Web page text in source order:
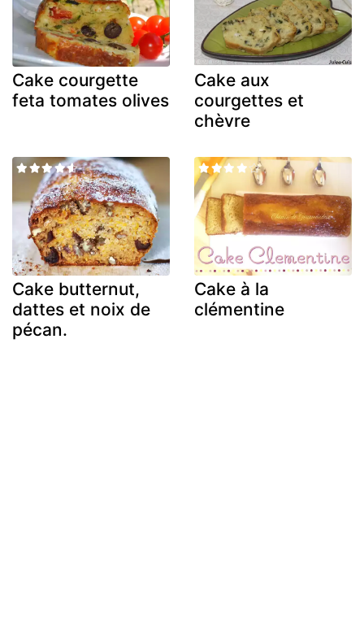
Cake courgette
feta tomates olives
Cake aux
courgettes et
chèvre
Cake butternut,
dattes et noix de
pécan.
Cake à la
clémentine